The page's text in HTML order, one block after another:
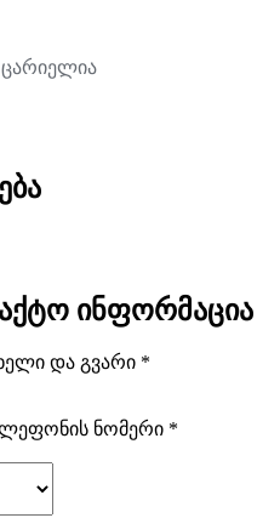
ინფორმაცია
და გვარი *
ნომერი *